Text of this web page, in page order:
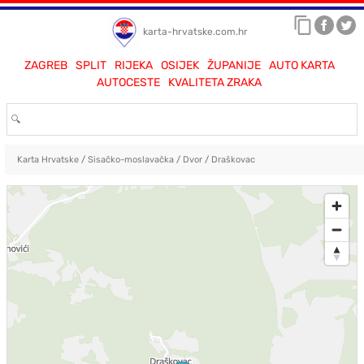
karta-hrvatske.com.hr
ZAGREB SPLIT RIJEKA OSIJEK ŽUPANIJE
AUTO KARTA
AUTOCESTE
KVALITETA ZRAKA
Karta Hrvatske/ Sisačko-moslavačka/ Dvor/ Draškovac